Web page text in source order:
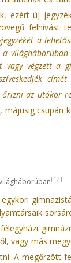
ezért új
felhívást
a
végzett a
címét
az utókor
májusig csupán
[12]
vagy más
A megőrzött